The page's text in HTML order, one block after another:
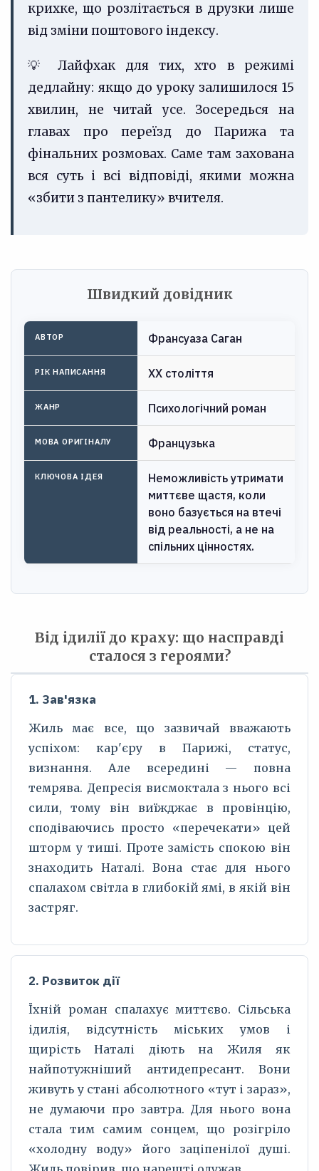
крихке, що розлітається в друзки лише
від зміни поштового індексу.
💡 Лайфхак для тих, хто в режимі
дедлайну: якщо до уроку залишилося 15
хвилин, не читай усе. Зосередься на
главах про переїзд до Парижа та
фінальних розмовах. Саме там захована
вся суть і всі відповіді, якими можна
«збити з пантелику» вчителя.
Швидкий довідник
АВТОР Франсуаза Саган
РІК НАПИСАННЯ XX століття
ЖАНР Психологічний роман
МОВА ОРИГІНАЛУ Французька
КЛЮЧОВА ІДЕЯ
Неможливість утримати
миттєве щастя, коли
воно базується на втечі
від реальності, а не на
спільних цінностях.
Від ідилії до краху: що насправді
сталося з героями?
1. Зав'язка
Жиль має все, що зазвичай вважають
успіхом: кар'єру в Парижі, статус,
визнання. Але всередині — повна
темрява. Депресія висмоктала з нього всі
сили, тому він виїжджає в провінцію,
сподіваючись просто «перечекати» цей
шторм у тиші. Проте замість спокою він
знаходить Наталі. Вона стає для нього
спалахом світла в глибокій ямі, в якій він
застряг.
2. Розвиток дії
Їхній роман спалахує миттєво. Сільська
ідилія, відсутність міських умов і
щирість Наталі діють на Жиля як
найпотужніший антидепресант. Вони
живуть у стані абсолютного «тут і зараз»,
не думаючи про завтра. Для нього вона
стала тим самим сонцем, що розігріло
«холодну воду» його заціпенілої душі.